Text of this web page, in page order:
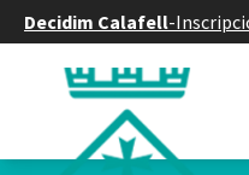
Decidim Calafell-